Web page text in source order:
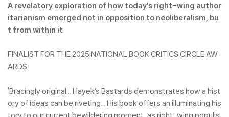
A revelatory exploration of how today’s right-wing author
itarianism emerged not in opposition to neoliberalism, bu
t from within it
FINALIST FOR THE 2025 NATIONAL BOOK CRITICS CIRCLE AW
ARDS
'Bracingly original... Hayek’s Bastards demonstrates how a hist
ory of ideas can be riveting... His book offers an illuminating his